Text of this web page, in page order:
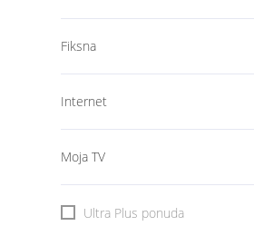
Fiksna
Internet
Moja TV
Ultra Plus ponuda